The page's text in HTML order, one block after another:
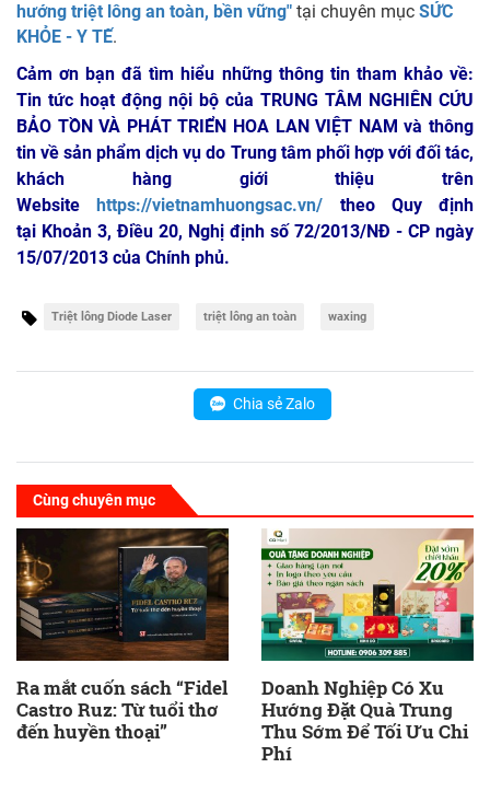
hướng triệt lông an toàn, bền vững" tại chuyên mục SỨC
KHỎE - Y TẾ.
Cảm ơn bạn đã tìm hiểu những thông tin tham khảo về:
Tin tức hoạt động nội bộ của TRUNG TÂM NGHIÊN CỨU
BẢO TỒN VÀ PHÁT TRIỂN HOA LAN VIỆT NAM và thông
tin về sản phẩm dịch vụ do Trung tâm phối hợp với đối tác,
khách hàng giới thiệu trên
Websitehttps://vietnamhuongsac.vn/ theo Quy định
tại Khoản 3, Điều 20, Nghị định số 72/2013/NĐ - CP ngày
15/07/2013 của Chính phủ.
Triệt lông Diode Laser triệt lông an toàn waxing
Chia sẻ Zalo
Cùng chuyên mục
Ra mắt cuốn sách “Fidel
Castro Ruz: Từ tuổi thơ
đến huyền thoại”
Doanh Nghiệp Có Xu
Hướng Đặt Quà Trung
Thu Sớm Để Tối Ưu Chi
Phí